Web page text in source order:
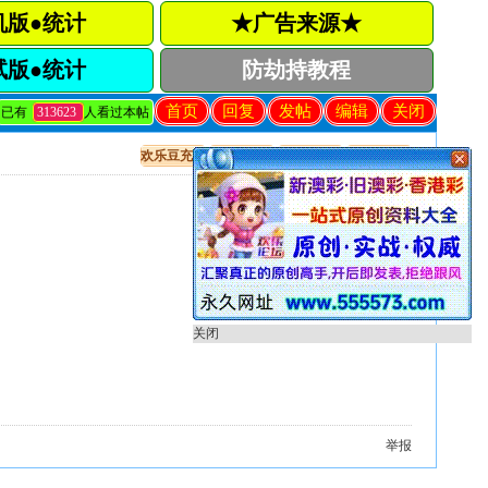
版●统计
★广告来源★
版●统计 防劫持教程
关闭
编辑
发帖
回复
首页
已有 313623 人看过本帖
欢乐豆充值 出售贴教程 开奖直播 只看该作者
举报
关闭